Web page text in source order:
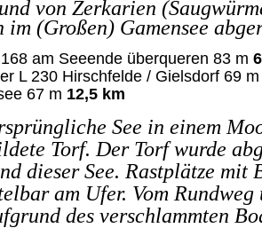
von Zerkarien
im (Großen) Gamensee
am Seeende überqueren 83 m
L 230 Hirschfelde / Gielsdorf 69 m
67 m 12,5 km
See in einem
Torf. Der Torf wurde
dieser See. Rastplätze mit
am Ufer. Vom Rundweg
des verschlammten